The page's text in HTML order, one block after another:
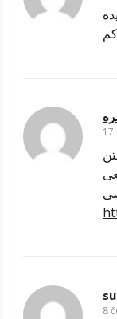
17
8